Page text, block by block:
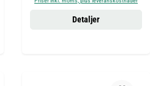
Detaljer